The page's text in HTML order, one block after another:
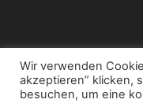
© 2024
Wir verwenden
akzeptieren” klicken,
besuchen, um eine